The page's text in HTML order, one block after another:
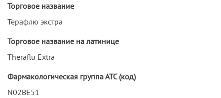
Торговое название
Терафлю экстра
Торговое название на латинице
Theraflu Extra
Фармакологическая группа АТС (код)
N02BE51